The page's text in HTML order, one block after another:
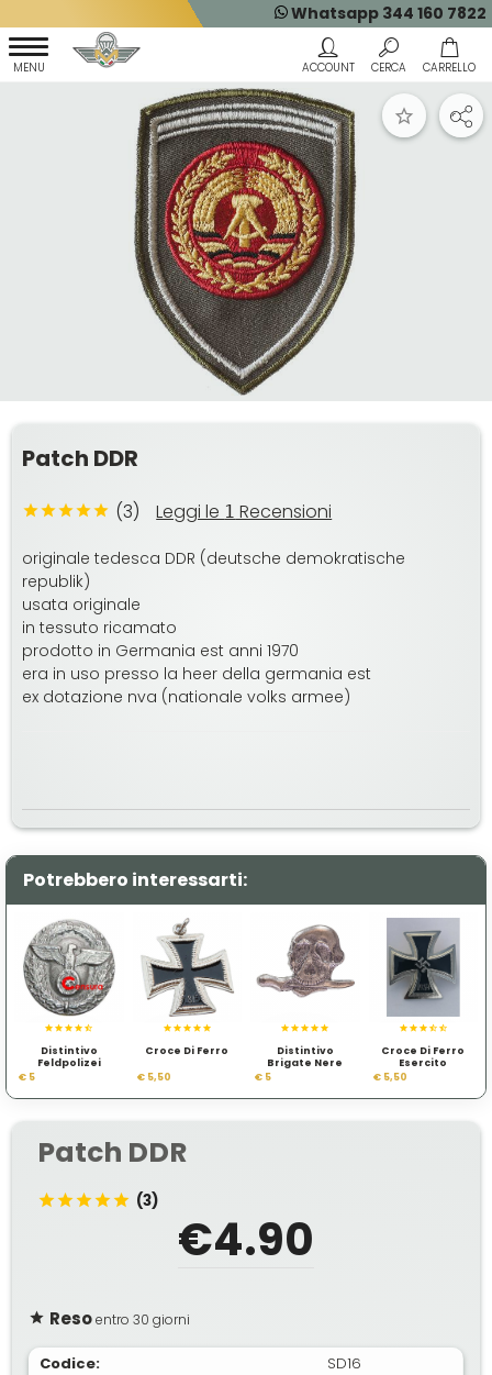
Whatsapp 344 160 7822
Patch DDR
(3) Leggi le 1 Recensioni
originale tedesca DDR (deutsche demokratische
republik)
usata originale
in tessuto ricamato
prodotto in Germania est anni 1970
era in uso presso la heer della germania est
ex dotazione nva (nationale volks armee)
Potrebbero interessarti:
Distintivo
Feldpolizei
€ 5
Croce Di Ferro
€ 5,50
Distintivo
Brigate Nere
€ 5
Croce Di Ferro
Esercito
Tedesco WWII
€ 5,50
Patch DDR
(3)
€4.90
Resoentro 30 giorni
Codice:
SD16